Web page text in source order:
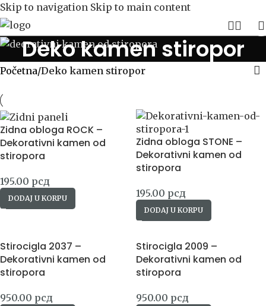
Skip to navigation Skip to main content
Deko kamen stiropor
Početna/Deko kamen stiropor
Zidna obloga ROCK –
Dekorativni kamen od
stiropora
195.00 рсд
DODAJ U KORPU
Zidna obloga STONE –
Dekorativni kamen od
stiropora
195.00 рсд
DODAJ U KORPU
Stirocigla 2037 –
Dekorativni kamen od
stiropora
950.00 рсд
Stirocigla 2009 –
Dekorativni kamen od
stiropora
950.00 рсд